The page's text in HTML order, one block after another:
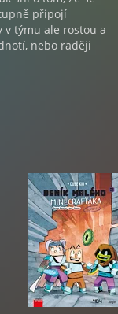
připojí
v týmu ale rostou a
nebo raději